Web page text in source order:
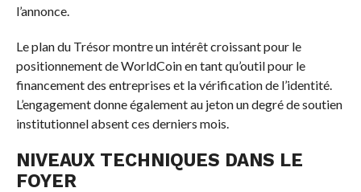
l’annonce.
Le plan du Trésor montre un intérêt croissant pour le
positionnement de WorldCoin en tant qu’outil pour le
financement des entreprises et la vérification de l’identité.
L’engagement donne également au jeton un degré de soutien
institutionnel absent ces derniers mois.
NIVEAUX TECHNIQUES DANS LE
FOYER